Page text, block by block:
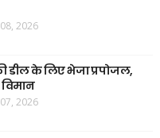
2026
डील के लिए भेजा प्रपोजल,
2026